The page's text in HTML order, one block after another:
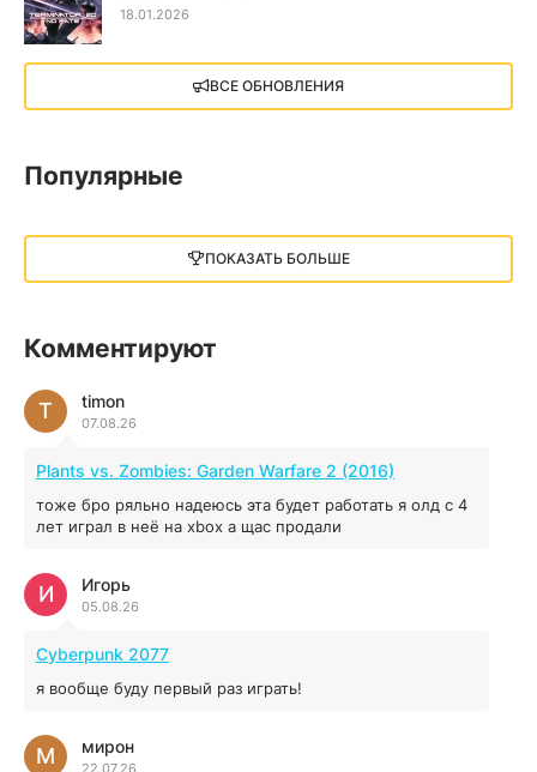
18.01.2026
X4: Foundations (2018)
13.73 GB 2018
13 ГБ 2025
illWill
04.12.2025
MAFIA: THE OLD COUNTRY
44.98 ГБ 2025
04.12.2025
Red Chaos - The Strict Order
04.12.2025
16.95 ГБ
ВСЕ ОБНОВЛЕНИЯ
Популярные
ПОКАЗАТЬ БОЛЬШЕ
Комментируют
timon
07.08.26
T
Plants vs. Zombies: Garden Warfare 2 (2016)
тоже бро ряльно надеюсь эта будет работать я олд с 4
лет играл в неё на xbox а щас продали
Игорь
05.08.26
И
Cyberpunk 2077
я вообще буду первый раз играть!
мирон
22.07.26
М